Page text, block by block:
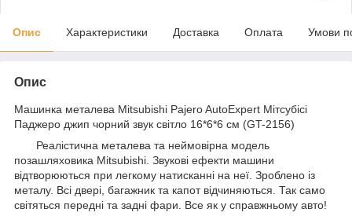
Опис Характеристики Доставка Оплата Умови
Опис
Машинка металева Mitsubishi Pajero AutoExpert Мітсубісі
Паджеро джип чорний звук світло 16*6*6 см (GT-2156)
Реалістична металева та неймовірна модель
позашляховика Mitsubishi. Звукові ефекти машини
відтворюються при легкому натисканні на неї. Зроблено із
металу. Всі двері, багажник та капот відчиняються. Так само
світяться передні та задні фари. Все як у справжньому авто!